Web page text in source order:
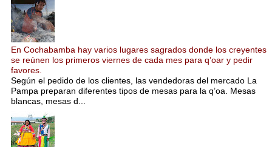
En Cochabamba hay varios lugares sagrados donde los creyentes
se reúnen los primeros viernes de cada mes para q’oar y pedir
favores.
Según el pedido de los clientes, las vendedoras del mercado La
Pampa preparan diferentes tipos de mesas para la q’oa. Mesas
blancas, mesas d...